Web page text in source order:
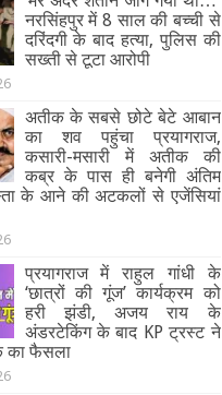
नरसिंहपुर में 8 साल की बच्ची से
दरिंदगी के बाद हत्या, पुलिस की
सख्ती से टूटा आरोपी
अतीक के सबसे छोटे बेटे आबान
का शव पहुंचा प्रयागराज,
कसारी-मसारी में अतीक की
कब्र के पास ही बनेगी अंतिम
के आने की अटकलों से एजेंसियां
प्रयागराज में राहुल गांधी के
‘छात्रों की गूंज’ कार्यक्रम को
हरी झंडी, अजय राय के
अंडरटेकिंग के बाद KP ट्रस्ट ने
का फैसला